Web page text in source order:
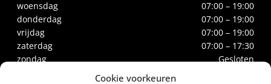
Cookie voorkeuren
woensdag
07:00 – 19:00
donderdag
07:00 – 19:00
vrijdag
07:00 – 19:00
zaterdag
07:00 – 17:30
zondag
Gesloten